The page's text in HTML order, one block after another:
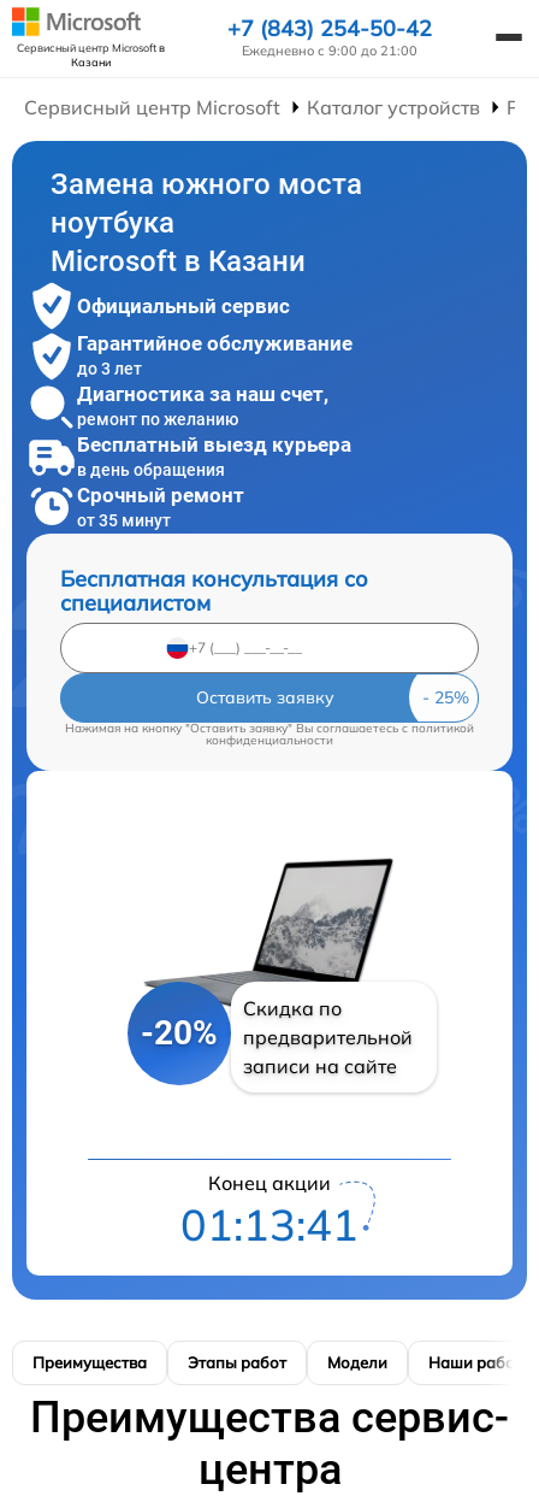
Сервисный центр Microsoftв
Казани
+7 (843) 254-50-42
Ежедневно с 9:00 до 21:00
Сервисный центр Microsoft Каталог устройств
Замена южного моста
ноутбука
Microsoft в Казани
Официальный сервис
Гарантийное обслуживание
до 3 лет
Диагностика за наш счет,
ремонт по желанию
Бесплатный выезд курьера
в день обращения
Срочный ремонт
от 35 минут
Бесплатная консультация со
специалистом
Оставить заявку
Нажимая на кнопку "Оставить заявку" Вы соглашаетесь cполитикой
конфиденциальности
-20%
Скидка по
предварительной
записи на сайте
Конец акции
01:13:41
Преимущества Этапы работ Модели Наши работы
Преимущества сервис-
центра